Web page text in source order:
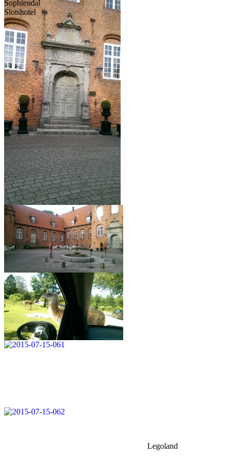
Sophiendal
Slotshotel
Legoland